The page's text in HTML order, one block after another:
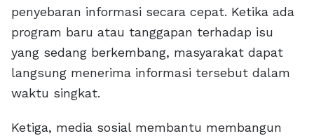
penyebaran informasi secara cepat. Ketika ada
program baru atau tanggapan terhadap isu
yang sedang berkembang, masyarakat dapat
langsung menerima informasi tersebut dalam
waktu singkat.
Ketiga, media sosial membantu membangun